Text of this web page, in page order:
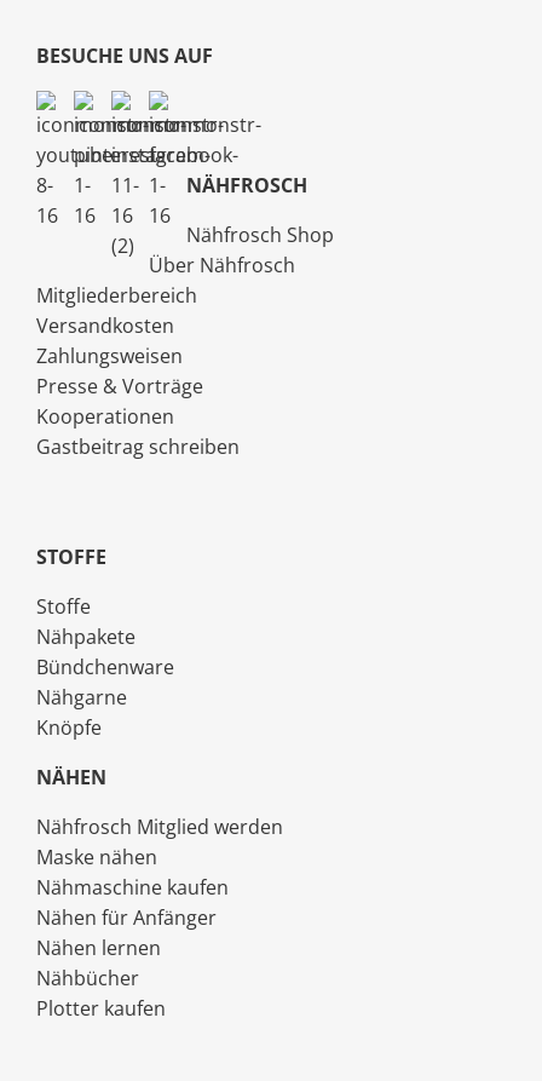
BESUCHE UNS AUF
NÄHFROSCH
Nähfrosch Shop
Über Nähfrosch
Mitgliederbereich
Versandkosten
Zahlungsweisen
Presse & Vorträge
Kooperationen
Gastbeitrag schreiben
STOFFE
Stoffe
Nähpakete
Bündchenware
Nähgarne
Knöpfe
NÄHEN
Nähfrosch Mitglied werden
Maske nähen
Nähmaschine kaufen
Nähen für Anfänger
Nähen lernen
Nähbücher
Plotter kaufen